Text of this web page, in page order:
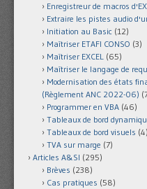
Enregistreur de macros
Extraire les pistes audio
Initiation au Basic (12)
Maîtriser ETAFI CONSO (3)
Maîtriser EXCEL (65)
Maîtriser le langage de
Modernisation des états
(Règlement ANC 2022-06)
Programmer en VBA (46)
Tableaux de bord
Tableaux de bord visuels (4)
TVA sur marge (7)
Articles A&SI (295)
Brèves (238)
Cas pratiques (58)